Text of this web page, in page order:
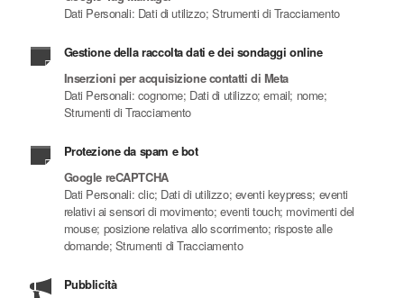
Dati Personali: Dati di utilizzo; Strumenti di Tracciamento
Gestione della raccolta dati e dei sondaggi online
Inserzioni per acquisizione contatti di Meta
Dati Personali: cognome; Dati di utilizzo; email; nome;
Strumenti di Tracciamento
Protezione da spam e bot
Google reCAPTCHA
Dati Personali: clic; Dati di utilizzo; eventi keypress; eventi
relativi ai sensori di movimento; eventi touch; movimenti del
mouse; posizione relativa allo scorrimento; risposte alle
domande; Strumenti di Tracciamento
Pubblicità